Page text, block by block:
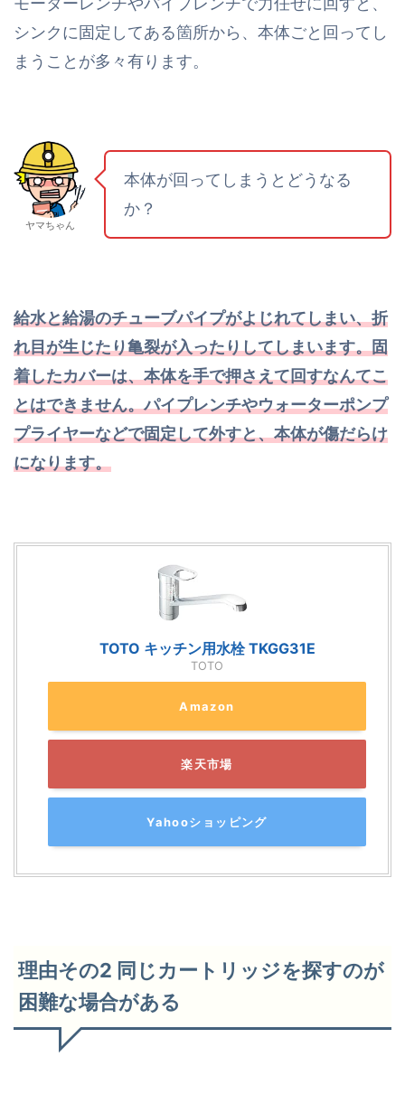
シンクに固定してある箇所から、本体ごと回ってし
まうことが多々有ります。
ヤマちゃん
本体が回ってしまうとどうなる
か？
給水と給湯のチューブパイプがよじれてしまい、折
れ目が生じたり亀裂が入ったりしてしまいます。固
着したカバーは、本体を手で押さえて回すなんてこ
とはできません。パイプレンチやウォーターポンプ
プライヤーなどで固定して外すと、本体が傷だらけ
になります。
TOTO キッチン用水栓 TKGG31E
TOTO
Amazon
楽天市場
Yahooショッピング
理由その2 同じカートリッジを探すのが
困難な場合がある